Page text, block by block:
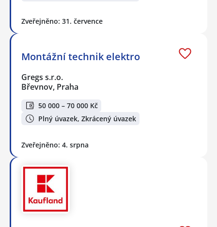
Zveřejněno: 31. července
Montážní technik elektro
Gregs s.r.o.
Břevnov, Praha
50 000 – 70 000 Kč
Plný úvazek, Zkrácený úvazek
Zveřejněno: 4. srpna